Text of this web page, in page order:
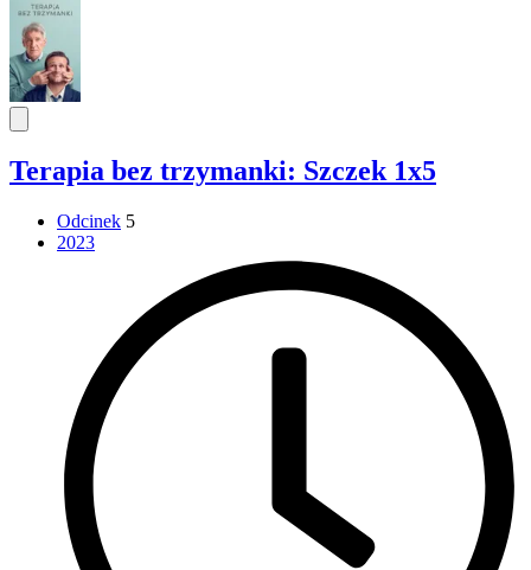
Terapia bez trzymanki: Szczek 1x5
Odcinek 5
2023